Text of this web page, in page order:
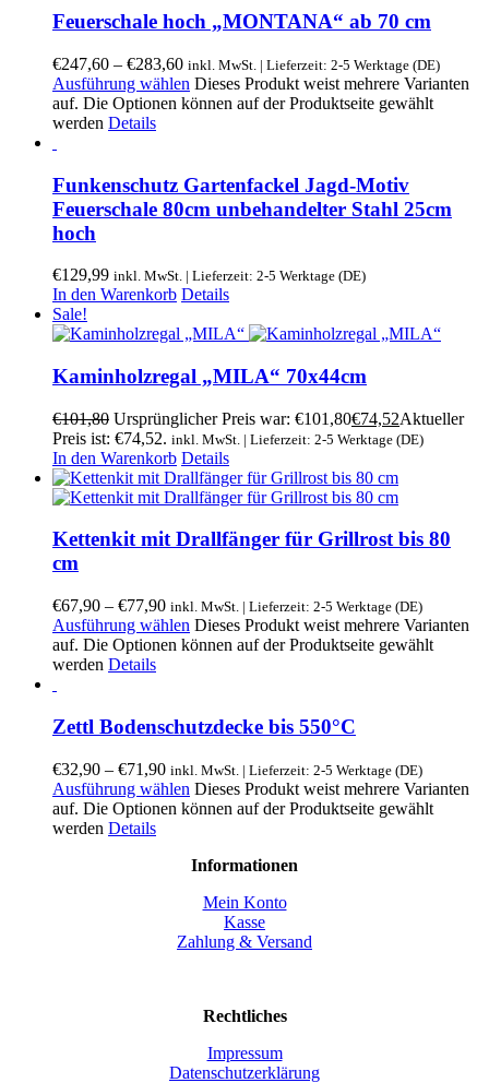
Feuerschale hoch „MONTANA“ ab 70 cm
€247,60 – €283,60 inkl. MwSt. | Lieferzeit: 2-5 Werktage (DE)
Ausführung wählen Dieses Produkt weist mehrere Varianten
auf. Die Optionen können auf der Produktseite gewählt
werden Details
Funkenschutz Gartenfackel Jagd-Motiv
Feuerschale 80cm unbehandelter Stahl 25cm
hoch
€129,99 inkl. MwSt. | Lieferzeit: 2-5 Werktage (DE)
In den Warenkorb Details
Sale!
Kaminholzregal „MILA“ 70x44cm
€101,80 Ursprünglicher Preis war: €101,80€74,52Aktueller
Preis ist: €74,52. inkl. MwSt. | Lieferzeit: 2-5 Werktage (DE)
In den Warenkorb Details
Kettenkit mit Drallfänger für Grillrost bis 80
cm
€67,90 – €77,90 inkl. MwSt. | Lieferzeit: 2-5 Werktage (DE)
Ausführung wählen Dieses Produkt weist mehrere Varianten
auf. Die Optionen können auf der Produktseite gewählt
werden Details
Zettl Bodenschutzdecke bis 550°C
€32,90 – €71,90 inkl. MwSt. | Lieferzeit: 2-5 Werktage (DE)
Ausführung wählen Dieses Produkt weist mehrere Varianten
auf. Die Optionen können auf der Produktseite gewählt
werden Details
Informationen
Mein Konto
Kasse
Zahlung & Versand
Rechtliches
Impressum
Datenschutzerklärung